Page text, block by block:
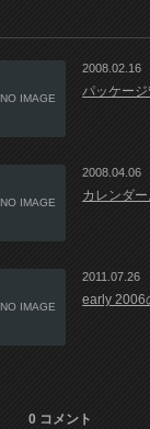
NO IMAGE
2008.02.16
パッケージ
NO IMAGE
2008.04.06
カレンダー
NO IMAGE
2011.07.26
early 2006
0 コメント